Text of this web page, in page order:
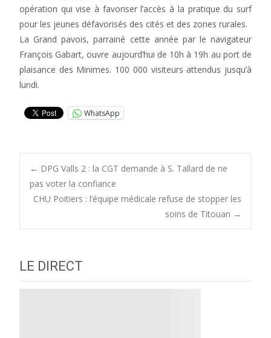
opération qui vise à favoriser l’accès à la pratique du surf
pour les jeunes défavorisés des cités et des zones rurales.
La Grand pavois, parrainé cette année par le navigateur
François Gabart, ouvre aujourd’hui de 10h à 19h au port de
plaisance des Minimes. 100 000 visiteurs attendus jusqu’à
lundi.
WhatsApp
Post
navigation
← DPG Valls 2 : la CGT demande à S. Tallard de ne
pas voter la confiance
CHU Poitiers : l’équipe médicale refuse de stopper les
soins de Titouan →
LE DIRECT